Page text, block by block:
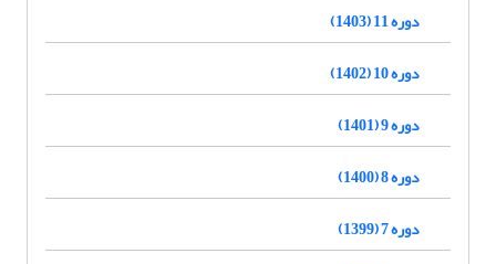
دوره 11 (1403)
دوره 10 (1402)
دوره 9 (1401)
دوره 8 (1400)
دوره 7 (1399)